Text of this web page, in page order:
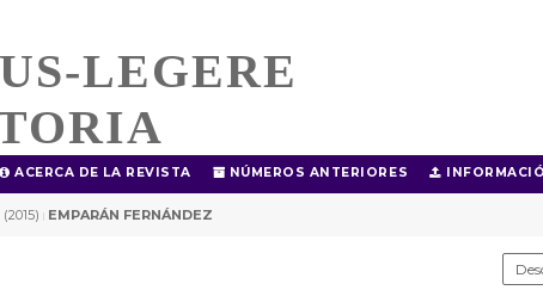
LEGERE
ACERCA DE LA REVISTA NÚMEROS ANTERIORES
(2015) | EMPARÁN FERNÁNDEZ